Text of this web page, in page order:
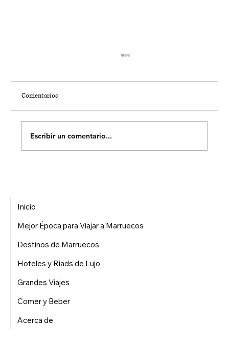
Comentarios
Escribir un comentario...
Inicio
Mejor Época para Viajar a Marruecos
Destinos de Marruecos
Hoteles y Riads de Lujo
Grandes Viajes
Comer y Beber
Acerca de